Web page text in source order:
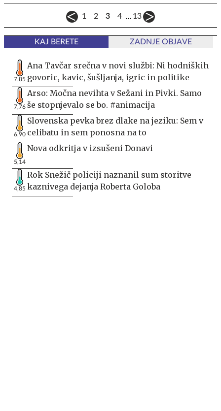
1 2 3 4 ... 13
KAJ BERETE ZADNJE OBJAVE
7,85
Ana Tavčar srečna v novi službi: Ni hodniških
govoric, kavic, šušljanja, igric in politike
7,76
Arso: Močna nevihta v Sežani in Pivki. Samo
še stopnjevalo se bo. #animacija
6,90
Slovenska pevka brez dlake na jeziku: Sem v
celibatu in sem ponosna na to
5,14
Nova odkritja v izsušeni Donavi
4,85
Rok Snežič policiji naznanil sum storitve
kaznivega dejanja Roberta Goloba